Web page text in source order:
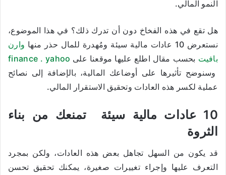
النمو المالي.
هل تقع في هذه الفخاخ دون أن تدرك ذلك؟ في هذا الموضوع،
نستعرض 10 عادات مالية سيئة ومُهدرة للمال حذر منها
وارن
بافيت بحسب مقال اطلع عليها موقعنا على finance . yahoo
وسنوضح تأثيرها على أوضاعك المالية، بالإضافة إلى نصائح
عملية لكسر هذه العادات وتحقيق الاستقرار المالي.
10 عادات مالية سيئة تمنعك من بناء
الثروة
قد يكون من السهل تجاهل بعض هذه العادات، ولكن بمجرد
التعرف عليها وإجراء تغييرات صغيرة، يمكنك تحقيق تحسن